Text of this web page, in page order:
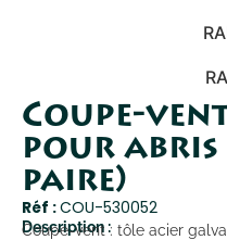
Coupe-
pour
paire)
Réf :COU-530052
Description :
Coupe-vent : tôle acier